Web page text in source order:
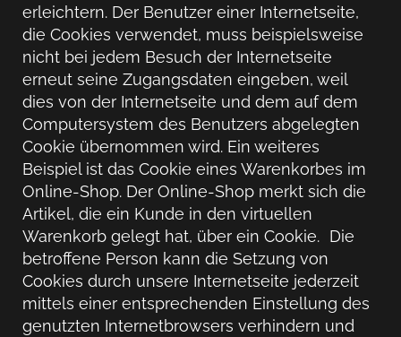
erleichtern. Der Benutzer einer Internetseite,
die Cookies verwendet, muss beispielsweise
nicht bei jedem Besuch der Internetseite
erneut seine Zugangsdaten eingeben, weil
dies von der Internetseite und dem auf dem
Computersystem des Benutzers abgelegten
Cookie übernommen wird. Ein weiteres
Beispiel ist das Cookie eines Warenkorbes im
Online-Shop. Der Online-Shop merkt sich die
Artikel, die ein Kunde in den virtuellen
Warenkorb gelegt hat, über ein Cookie. Die
betroffene Person kann die Setzung von
Cookies durch unsere Internetseite jederzeit
mittels einer entsprechenden Einstellung des
genutzten Internetbrowsers verhindern und